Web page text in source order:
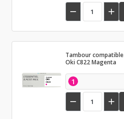
 
Tambour compatible
Oki C822 Magenta
1
 